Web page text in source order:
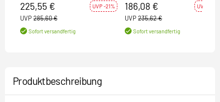
225,55 € UVP -21%
UVP 285,60 €
Sofort versandfertig
186,08 € UVP -21%
UVP 235,62 €
Sofort versandfertig
Produktbeschreibung